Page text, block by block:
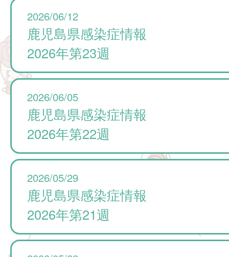
2026/06/12
鹿児島県感染症情報
2026年第23週
2026/06/05
鹿児島県感染症情報
2026年第22週
2026/05/29
鹿児島県感染症情報
2026年第21週